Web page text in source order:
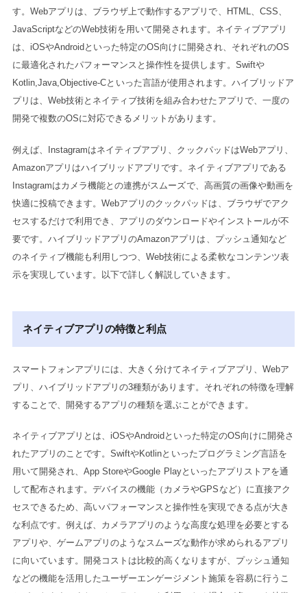
す。Webアプリは、ブラウザ上で動作するアプリで、HTML、CSS、
JavaScriptなどのWeb技術を用いて開発されます。ネイティブアプリ
は、iOSやAndroidといった特定のOS向けに開発され、それぞれのOS
に最適化されたパフォーマンスと操作性を提供します。Swiftや
Kotlin,Java,Objective-Cといった言語が使用されます。ハイブリッドア
プリは、Web技術とネイティブ技術を組み合わせたアプリで、一度の
開発で複数のOSに対応できるメリットがあります。
例えば、Instagramはネイティブアプリ、クックパッドはWebアプリ、
Amazonアプリはハイブリッドアプリです。ネイティブアプリである
Instagramはカメラ機能との連携がスムーズで、高画質の画像や動画を
快適に投稿できます。Webアプリのクックパッドは、ブラウザでアク
セスするだけで利用でき、アプリのダウンロードやインストールが不
要です。ハイブリッドアプリのAmazonアプリは、プッシュ通知など
のネイティブ機能も利用しつつ、Web技術による柔軟なコンテンツ表
示を実現しています。以下で詳しく解説していきます。
ネイティブアプリの特徴と利点
スマートフォンアプリには、大きく分けてネイティブアプリ、Webア
プリ、ハイブリッドアプリの3種類があります。それぞれの特徴を理解
することで、開発するアプリの種類を選ぶことができます。
ネイティブアプリとは、iOSやAndroidといった特定のOS向けに開発さ
れたアプリのことです。SwiftやKotlinといったプログラミング言語を
用いて開発され、App StoreやGoogle Playといったアプリストアを通
して配布されます。デバイスの機能（カメラやGPSなど）に直接アク
セスできるため、高いパフォーマンスと操作性を実現できる点が大き
な利点です。例えば、カメラアプリのような高度な処理を必要とする
アプリや、ゲームアプリのようなスムーズな動作が求められるアプリ
に向いています。開発コストは比較的高くなりますが、プッシュ通知
などの機能を活用したユーザーエンゲージメント施策を容易に行うこ